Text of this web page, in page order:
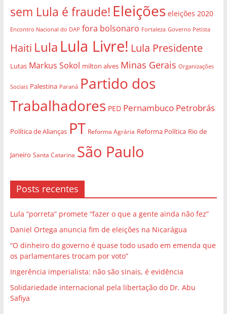
sem Lula é fraude! Eleições eleições 2020
Encontro Nacional do DAP fora bolsonaro Fortaleza Governo Petista
Haiti Lula Lula Livre! Lula Presidente
Lutas Markus Sokol milton alves Minas Gerais Organizações
Sociais Palestina Paraná Partido dos
Trabalhadores PED Pernambuco Petrobrás
Política de Alianças PT Reforma Agrária Reforma Política Rio de
Janeiro Santa Catarina São Paulo
Posts recentes
Lula “porreta” promete “fazer o que a gente ainda não fez”
Daniel Ortega anuncia fim de eleições na Nicarágua
“O dinheiro do governo é quase todo usado em emenda que
os parlamentares trocam por voto”
Ingerência imperialista: não são sinais, é evidência
Solidariedade internacional pela libertação do Dr. Abu
Safiya